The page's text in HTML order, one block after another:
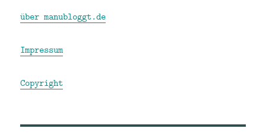
über manubloggt.de
Impressum
Copyright